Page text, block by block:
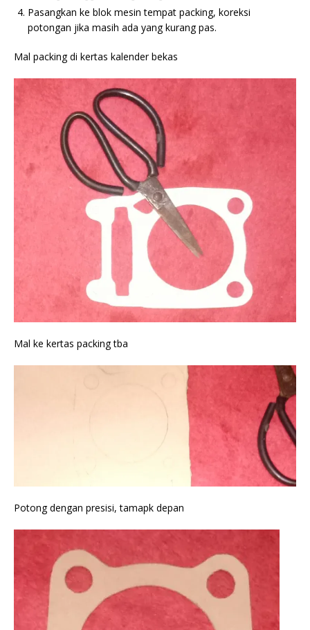
Pasangkan ke blok mesin tempat packing, koreksi
potongan jika masih ada yang kurang pas.
Mal packing di kertas kalender bekas
Mal ke kertas packing tba
Potong dengan presisi, tamapk depan